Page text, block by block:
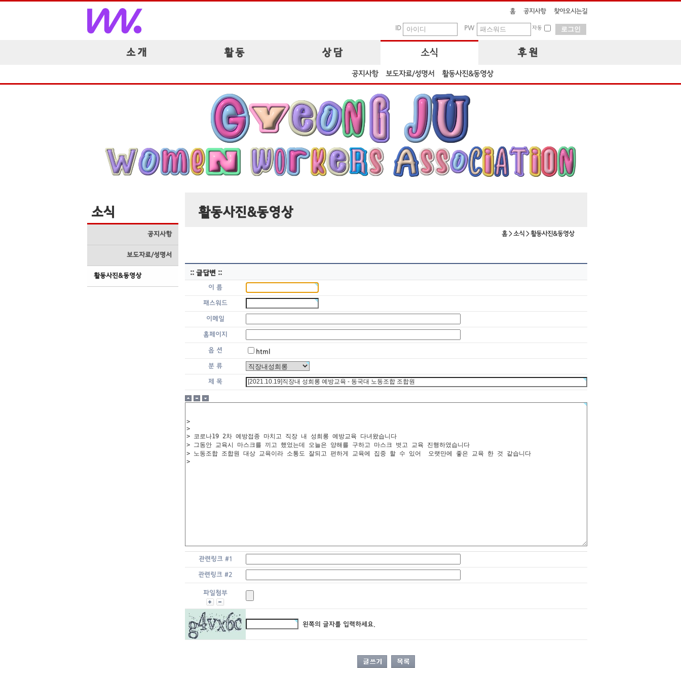
홈 공지사항 찾아오시는길
ID PW 자동
소 개 활 동 상 담 소식 후 원
공지사항 보도자료/성명서 활동사진&동영상
소식
공지사항
보도자료/성명서
활동사진&동영상
활동사진&동영상
홈 > 소식 > 활동사진&동영상
:: 글답변 ::
이 름
패스워드
이메일
홈페이지
옵 션
html
분 류
제 목
관련링크 #1
관련링크 #2
파일첨부
왼쪽의 글자를 입력하세요.